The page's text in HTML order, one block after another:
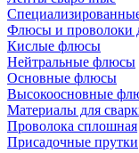
Флюсы и проволоки
Кислые флюсы
Нейтральные флюсы
Основные флюсы
Высокоосновные
Материалы для
Проволока сплошная
Присадочные прутки